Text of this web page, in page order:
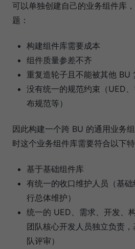
可以单独创建自己的业务组件库
题：
构建组件库需要成本
组件质量参差不齐
重复造轮子且不能被其他 BU
没有统一的规范约束（UED
布规范等）
因此构建一个跨 BU 的通用业务
时这个业务组件库需要符合以下特
基于基础组件库
有统一的收口维护人员（基
行总体维护）
统一的 UED、需求、开发、
团队核心开发人员独立负责
队评审）